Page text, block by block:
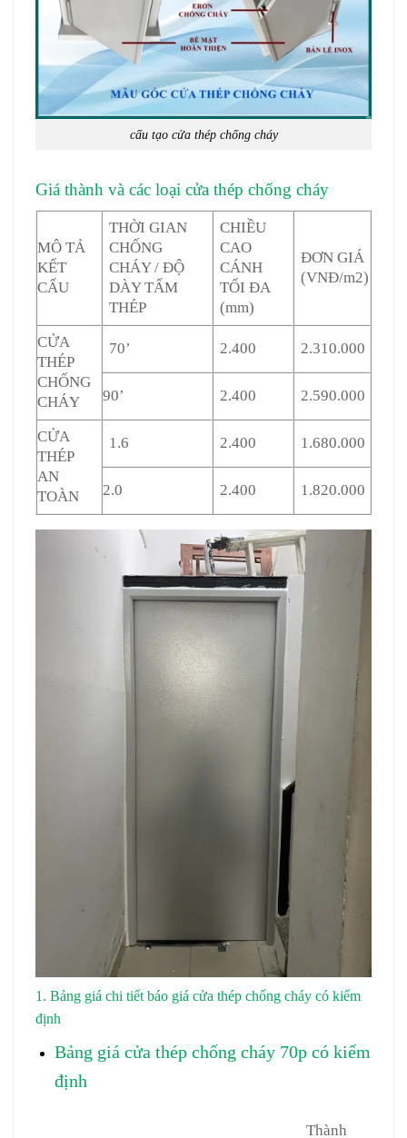
cấu tạo cửa thép chống cháy
Giá thành và các loại cửa thép chống cháy
MÔ TẢ
KẾT
CẤU
THỜI GIAN
CHỐNG
CHÁY / ĐỘ
DÀY TẤM
THÉP
CHIỀU
CAO
CÁNH
TỐI ĐA
(mm)
ĐƠN GIÁ
(VNĐ/m2)
CỬA
THÉP
CHỐNG
CHÁY
70’ 2.400 2.310.000
90’ 2.400 2.590.000
CỬA
THÉP
AN
TOÀN
1.6 2.400 1.680.000
2.0 2.400 1.820.000
1. Bảng giá chi tiết báo giá cửa thép chống cháy có kiểm
định
Bảng giá cửa thép chống cháy 70p có kiểm
định
Thành